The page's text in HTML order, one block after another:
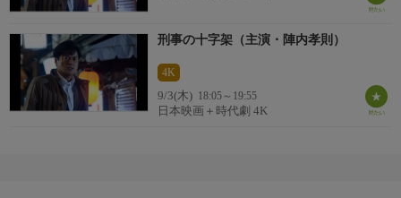
刑事の十字架（主演・陣内孝則）
4K
9/3(木) 18:05～19:55
日本映画＋時代劇 4K